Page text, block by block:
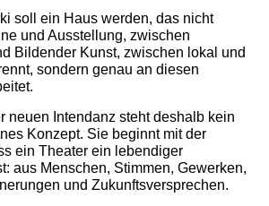
soll ein Haus werden, das nicht
und Ausstellung, zwischen
Bildender Kunst, zwischen lokal und
sondern genau an diesen
neuen Intendanz steht deshalb kein
Konzept. Sie beginnt mit der
ein Theater ein lebendiger
aus Menschen, Stimmen, Gewerken,
und Zukunftsversprechen.